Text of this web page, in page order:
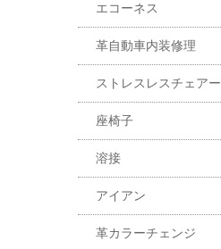
エコーネス
革自動車内装修理
ストレスレスチェアー
座椅子
溶接
アイアン
革カラーチェンジ